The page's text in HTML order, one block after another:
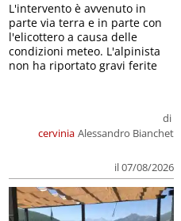
cervinia
di
Alessandro Bianchet
il 07/08/2026
L'intervento è avvenuto in
parte via terra e in parte con
l'elicottero a causa delle
condizioni meteo. L'alpinista
non ha riportato gravi ferite